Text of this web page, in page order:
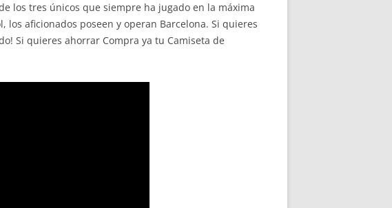
los tres únicos que siempre ha jugado en la máxima
aficionados poseen y operan Barcelona. Si quieres
Si quieres ahorrar Compra ya tu Camiseta de